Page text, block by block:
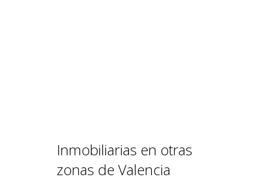
Inmobiliarias en otras
zonas de Valencia